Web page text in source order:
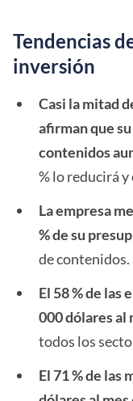
Tendencias
inversión
Casi la mitad
afirman que
contenidos
% lo reducirá
La empresa
% de su
de contenidos.
El 58 % de
000 dólares al
todos los
El 71 % de las